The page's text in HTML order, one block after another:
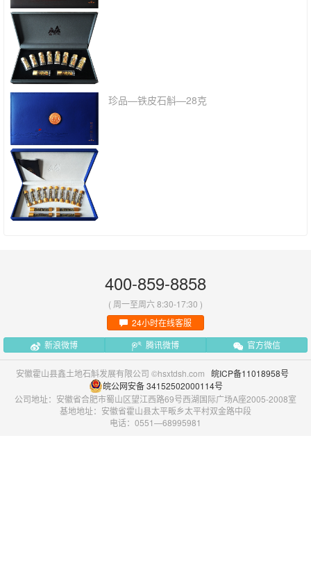
珍品—铁皮石斛—28克
400-859-8858
( 周一至周六 8:30-17:30 )
24小时在线客服
新浪微博
腾讯微博 官方微信
安徽霍山县鑫土地石斛发展有限公司 ©hsxtdsh.com 皖ICP备11018958号
皖公网安备 34152502000114号
公司地址：安徽省合肥市蜀山区望江西路69号西湖国际广场A座2005-2008室
基地地址：安徽省霍山县太平畈乡太平村双金路中段
电话：0551—68995981